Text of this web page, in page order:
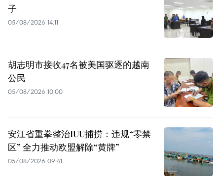
子
05/08/2026 14:11
胡志明市接收47名被美国驱逐的越南
公民
05/08/2026 10:00
安江省重拳整治IUU捕捞：违规“零禁
区” 全力推动欧盟解除“黄牌”
05/08/2026 09:41